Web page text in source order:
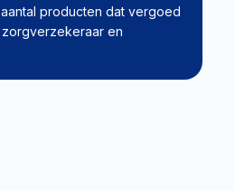
producten dat vergoed
en